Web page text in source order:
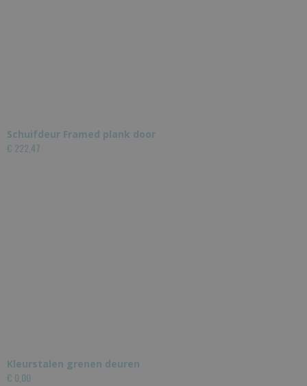
Schuifdeur Framed plank door
€ 222,47
Kleurstalen grenen deuren
€ 0,00